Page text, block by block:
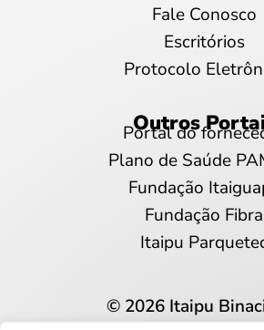
Fale Conosco
Escritórios
Protocolo
Outros
Portal do
Plano de Saúde
Fundação
Fundação Fibra
Itaipu
© 2026 Itaipu